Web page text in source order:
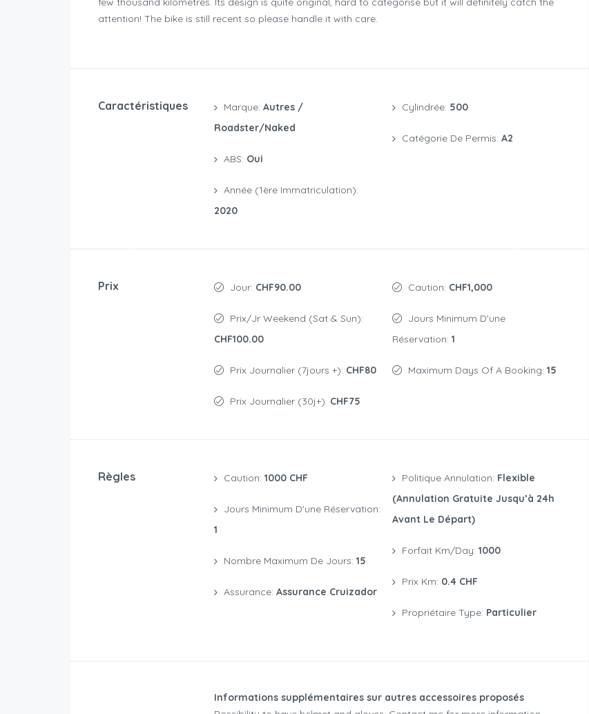
attention! The bike is still recent so please handle it with care.
Caractéristiques Marque: Autres /
Roadster/naked
ABS: Oui
Année (1ère Immatriculation):
2020
Cylindrée: 500
Catégorie De Permis: A2
Prix Jour: CHF90.00
Prix/jr Weekend (Sat & Sun):
CHF100.00
Prix Journalier (7jours +): CHF80
Prix Journalier (30j+): CHF75
Caution: CHF1,000
Réservation: 1
Maximum Days Of A Booking: 15
Règles Caution: 1000 CHF
Jours Minimum D'une Réservation:
1
Nombre Maximum De Jours: 15
Assurance: Assurance Cruizador
Politique Annulation: Flexible
(annulation Gratuite Jusqu’à 24h
Avant Le Départ)
Forfait Km/day: 1000
Prix Km: 0.4 CHF
Propriétaire Type: Particulier
Informations supplémentaires sur autres accessoires proposés